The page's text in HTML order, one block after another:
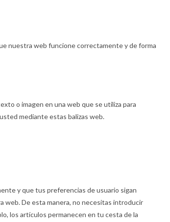
nuestra web funcione correctamente y de forma
o imagen en una web que se utiliza para
mediante estas balizas web.
y que tus preferencias de usuario sigan
web. De esta manera, no necesitas introducir
los artículos permanecen en tu cesta de la